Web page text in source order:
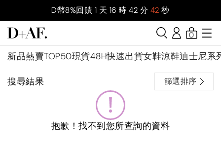
D幣8%回饋 1 天 16 時 42 分 42 秒
新品熱賣TOP50現貨48H快速出貨女鞋涼鞋迪士尼系
0
搜尋結果 篩選排序
抱歉！找不到您所查詢的資料